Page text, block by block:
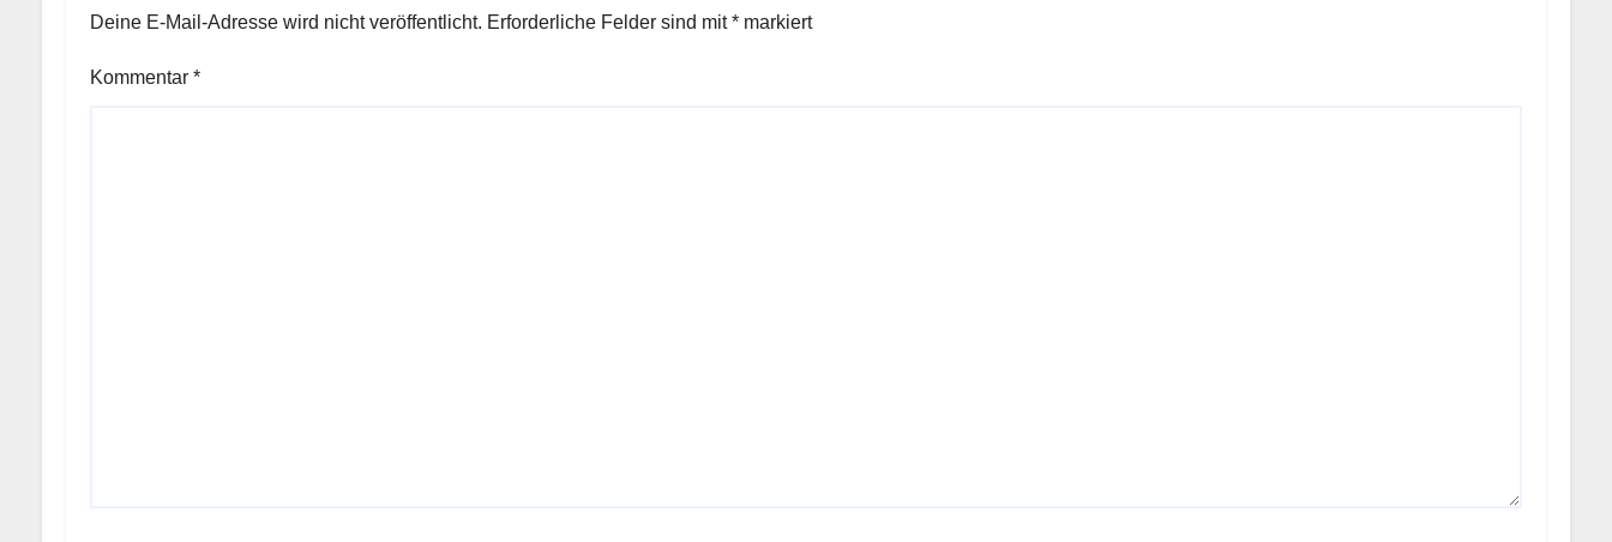
Deine E-Mail-Adresse wird nicht veröffentlicht. Erforderliche Felder sind mit* markiert
Kommentar *